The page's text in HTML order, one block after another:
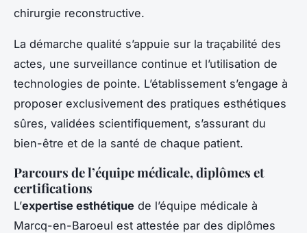
chirurgie reconstructive.
La démarche qualité s’appuie sur la traçabilité des
actes, une surveillance continue et l’utilisation de
technologies de pointe. L’établissement s’engage à
proposer exclusivement des pratiques esthétiques
sûres, validées scientifiquement, s’assurant du
bien-être et de la santé de chaque patient.
Parcours de l’équipe médicale, diplômes et
certifications
L’expertise esthétique de l’équipe médicale à
Marcq-en-Baroeul est attestée par des diplômes